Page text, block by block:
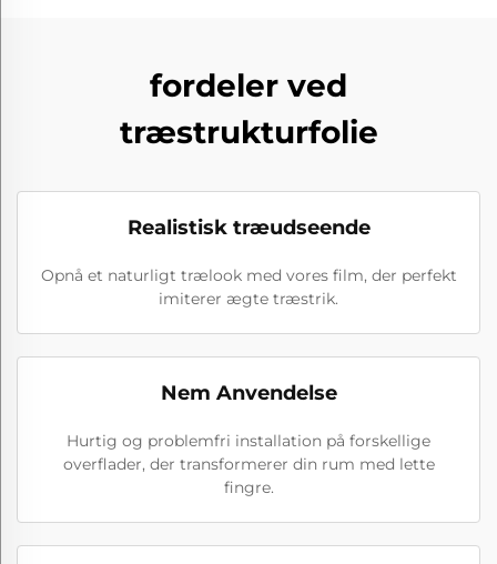
fordeler ved
træstrukturfolie
Realistisk træudseende
Opnå et naturligt trælook med vores film, der perfekt
imiterer ægte træstrik.
Nem Anvendelse
Hurtig og problemfri installation på forskellige
overflader, der transformerer din rum med lette
fingre.